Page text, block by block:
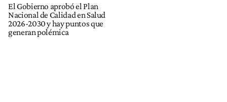
El Gobierno aprobó el Plan
Nacional de Calidad en Salud
2026-2030 y hay puntos que
generan polémica